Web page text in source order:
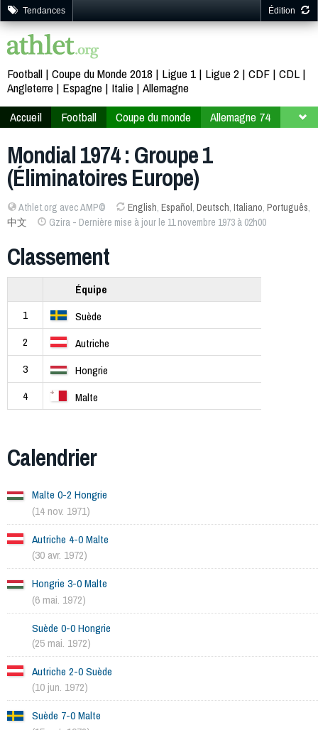
Tendances Édition
Football Coupe du Monde 2018 Ligue 1 Ligue 2 CDF CDL
Angleterre
Espagne Italie Allemagne
Accueil
Football Coupe du monde
Allemagne 74
Mondial 1974 : Groupe 1
(Éliminatoires Europe)
Athlet.org avec AMP© English, Español, Deutsch, Italiano, Português,
中文
Gzira - Dernière mise à jour le 11 novembre 1973 à 02h00
Classement
Équipe
1
Suède
2
Autriche
3
Hongrie
4
Malte
Calendrier
Malte 0-2 Hongrie
(14 nov. 1971)
Autriche 4-0 Malte
(30 avr. 1972)
Hongrie 3-0 Malte
(6 mai. 1972)
Suède 0-0 Hongrie
(25 mai. 1972)
Autriche 2-0 Suède
(10 jun. 1972)
Suède 7-0 Malte